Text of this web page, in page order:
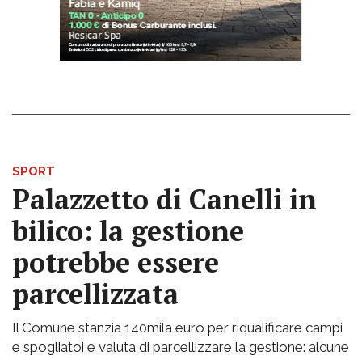
SPORT
Palazzetto di Canelli in
bilico: la gestione
potrebbe essere
parcellizzata
Il Comune stanzia 140mila euro per riqualificare campi
e spogliatoi e valuta di parcellizzare la gestione: alcune